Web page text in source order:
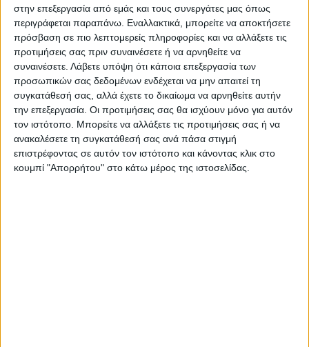
στην επεξεργασία από εμάς και τους συνεργάτες μας όπως
περιγράφεται παραπάνω. Εναλλακτικά, μπορείτε να αποκτήσετε
πρόσβαση σε πιο λεπτομερείς πληροφορίες και να αλλάξετε τις
προτιμήσεις σας πριν συναινέσετε ή να αρνηθείτε να
συναινέσετε. Λάβετε υπόψη ότι κάποια επεξεργασία των
προσωπικών σας δεδομένων ενδέχεται να μην απαιτεί τη
συγκατάθεσή σας, αλλά έχετε το δικαίωμα να αρνηθείτε αυτήν
την επεξεργασία. Οι προτιμήσεις σας θα ισχύουν μόνο για αυτόν
τον ιστότοπο. Μπορείτε να αλλάξετε τις προτιμήσεις σας ή να
ανακαλέσετε τη συγκατάθεσή σας ανά πάσα στιγμή
επιστρέφοντας σε αυτόν τον ιστότοπο και κάνοντας κλικ στο
κουμπί "Απορρήτου" στο κάτω μέρος της ιστοσελίδας.
VIDEO ΤΗΣ ΘΕΣΣΑΛΙΑΣ
Ρήξη στις λαϊκές αγορές